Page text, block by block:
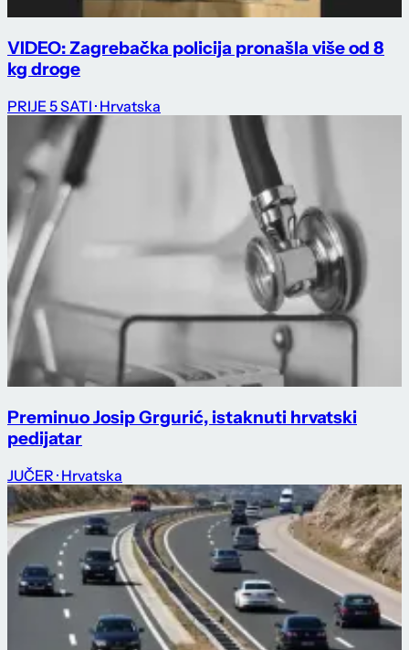
VIDEO: Zagrebačka policija pronašla više od 8
kg droge
PRIJE 5 SATI · Hrvatska
Preminuo Josip Grgurić, istaknuti hrvatski
pedijatar
JUČER · Hrvatska